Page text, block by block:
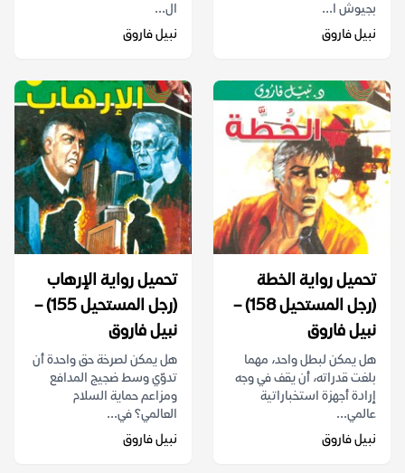
بجيوش ا...
نبيل فاروق
ال...
نبيل فاروق
تحميل رواية الخطة
(رجل المستحيل 158) –
نبيل فاروق
هل يمكن لبطل واحد، مهما
بلغت قدراته، أن يقف في وجه
إرادة أجهزة استخباراتية
عالمي...
نبيل فاروق
تحميل رواية الإرهاب
(رجل المستحيل 155) –
نبيل فاروق
هل يمكن لصرخة حق واحدة أن
تدوّي وسط ضجيج المدافع
ومزاعم حماية السلام
العالمي؟ في...
نبيل فاروق